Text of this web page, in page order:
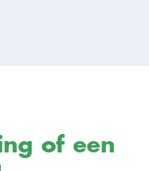
of een